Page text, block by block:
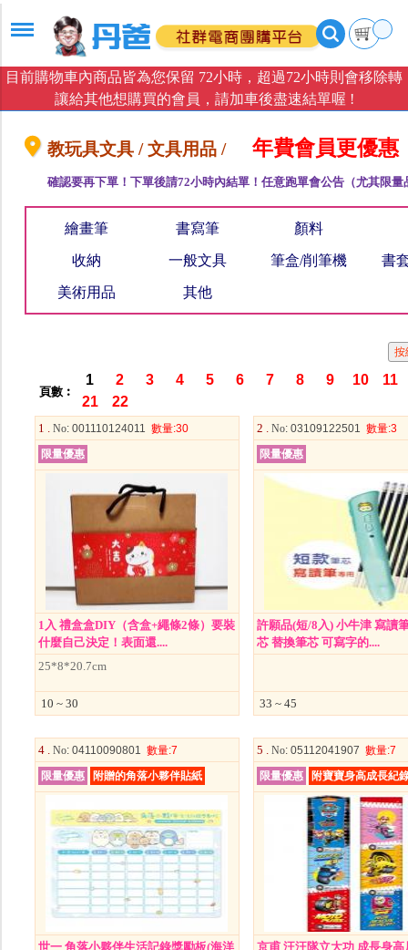
目前購物車內商品皆為您保留 72小時，超過72小時則會移除轉
讓給其他想購買的會員，請加車後盡速結單喔 !
教玩具文具 / 文具用品 / 年費會員更優惠
確認要再下單！下單後請72小時內結單！任意跑單會公告（尤其限
繪畫筆 書寫筆 顏料
收納 一般文具 筆盒/削筆機 書
美術用品 其他
頁數︰
1 2 3 4 5 6 7 8 9 10
11
21
22
1 . No: 001110124011 數量:30
限量優惠
1入 禮盒盒DIY（含盒+繩條2條）要裝
什麼自己決定！表面還....
25*8*20.7cm
10 ~ 30
2 . No: 03109122501 數量:3
限量優惠
許願品(短/8入) 小牛津 寫讀
芯 替換筆芯 可寫字的....
33 ~ 45
4 . No: 04110090801 數量:7
限量優惠
附贈的角落小夥伴貼紙
世一 角落小夥伴生活記錄獎勵板(海洋
5 . No: 05112041907 數量:7
限量優惠
附寶寶身高成長紀
京甫 汪汪隊立大功 成長身高